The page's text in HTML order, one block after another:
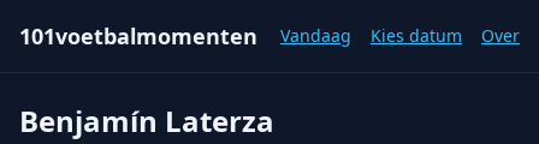
101voetbalmomenten Vandaag Kies datum Over
Benjamín Laterza